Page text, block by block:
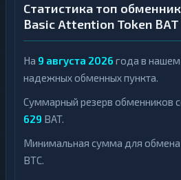
Статистика топ
Basic Attention Token BAT
На 9 августа 2026 года в нашем
надежных обменных пункта.
Суммарный резерв обменников
629 BAT.
Минимальная сумма для обмена
BTC.